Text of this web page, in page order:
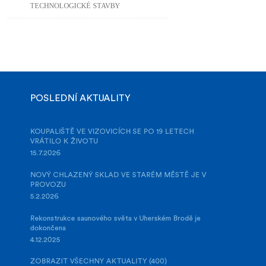
TECHNOLOGICKÉ STAVBY
POSLEDNÍ AKTUALITY
KOUPALIŠTĚ VE VIZOVICÍCH SE PO 19 LETECH
VRÁTILO K ŽIVOTU
15.7.2026
NOVÝ CHLAZENÝ SKLAD VE STARÉM MĚSTĚ JE V
PROVOZU
5.2.2026
Rekonstrukce saunového světa v Uherském Brodě je
dokončena
4.12.2025
ZOBRAZIT VŠECHNY AKTUALITY (400)